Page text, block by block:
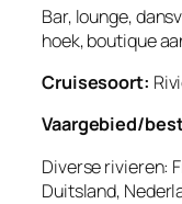
Bar, lounge,
hoek, boutique
Cruisesoort:
Vaargebied/
Diverse rivieren:
Duitsland,